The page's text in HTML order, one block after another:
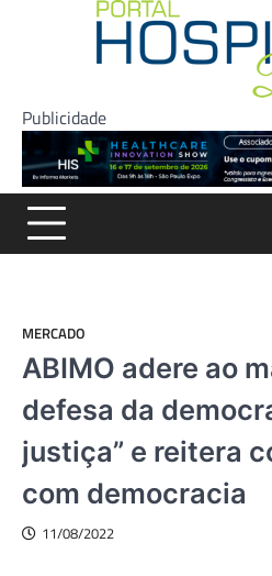
Publicidade
MERCADO
ABIMO adere ao
defesa da
justiça” e reitera
com democracia
11/08/2022